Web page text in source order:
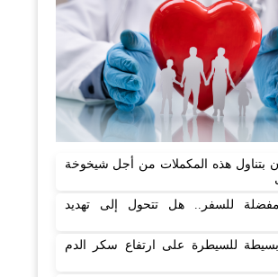
بتناول هذه المكملات من أجل شيخوخة
للسفر.. هل تتحول إلى تهديد
للسيطرة على ارتفاع سكر الدم